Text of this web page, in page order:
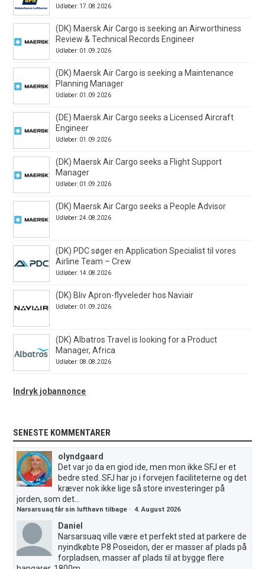
Udløber: 17.08.2026
(DK) Maersk Air Cargo is seeking an Airworthiness
Review & Technical Records Engineer
Udløber: 01.09.2026
(DK) Maersk Air Cargo is seeking a Maintenance
Planning Manager
Udløber: 01.09.2026
(DE) Maersk Air Cargo seeks a Licensed Aircraft
Engineer
Udløber: 01.09.2026
(DK) Maersk Air Cargo seeks a Flight Support
Manager
Udløber: 01.09.2026
(DK) Maersk Air Cargo seeks a People Advisor
Udløber: 24.08.2026
(DK) PDC søger en Application Specialist til vores
Airline Team – Crew
Udløber: 14.08.2026
(DK) Bliv Apron-flyveleder hos Naviair
Udløber: 01.09.2026
(DK) Albatros Travel is looking for a Product
Manager, Africa
Udløber: 08.08.2026
Indryk jobannonce
SENESTE KOMMENTARER
olyndgaard
Det var jo da en giod ide, men mon ikke SFJ er et
bedre sted..SFJ har jo i forvejen faciliteterne og det
kræver nok ikke lige så store investeringer på
jorden, som det...
Narsarsuaq får sin lufthavn tilbage ·4. August 2026
Daniel
Narsarsuaq ville være et perfekt sted at parkere de
nyindkøbte P8 Poseidon, der er masser af plads på
forpladsen, masser af plads til at bygge flere